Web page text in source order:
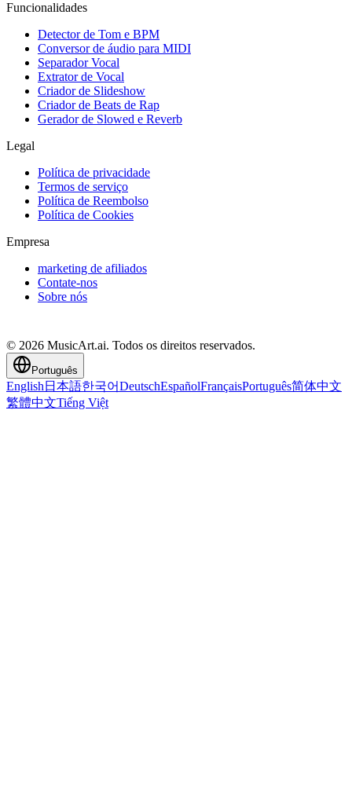
Funcionalidades
Detector de Tom e BPM
Conversor de áudio para MIDI
Separador Vocal
Extrator de Vocal
Criador de Slideshow
Criador de Beats de Rap
Gerador de Slowed e Reverb
Legal
Política de privacidade
Termos de serviço
Política de Reembolso
Política de Cookies
Empresa
marketing de afiliados
Contate-nos
Sobre nós
© 2026 MusicArt.ai. Todos os direitos reservados.
Português
English 日本語한국어DeutschEspañolFrançaisPortuguês简体中文
繁體中文Tiếng Việt